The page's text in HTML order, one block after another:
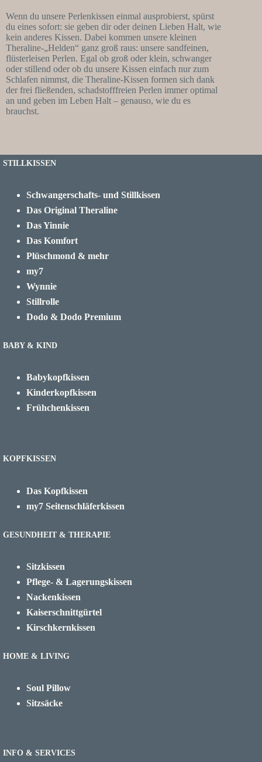
Wenn du unsere Perlenkissen einmal ausprobierst, spürst
du eines sofort: sie geben dir oder deinen Lieben Halt, wie
kein anderes Kissen. Dabei kommen unsere kleinen
Theraline-„Helden“ ganz groß raus: unsere sandfeinen,
flüsterleisen Perlen. Egal ob groß oder klein, schwanger
oder stillend oder ob du unsere Kissen einfach nur zum
Schlafen nimmst, die Theraline-Kissen formen sich dank
der frei fließenden, schadstofffreien Perlen immer optimal
an und geben im Leben Halt – genauso, wie du es
brauchst.
STILLKISSEN
Schwangerschafts- und Stillkissen
Das Original Theraline
Das Yinnie
Das Komfort
Plüschmond & mehr
my7
Wynnie
Stillrolle
Dodo & Dodo Premium
BABY & KIND
Babykopfkissen
Kinderkopfkissen
Frühchenkissen
KOPFKISSEN
Das Kopfkissen
my7 Seitenschläferkissen
GESUNDHEIT & THERAPIE
Sitzkissen
Pflege- & Lagerungskissen
Nackenkissen
Kaiserschnittgürtel
Kirschkernkissen
HOME & LIVING
Soul Pillow
Sitzsäcke
INFO & SERVICES